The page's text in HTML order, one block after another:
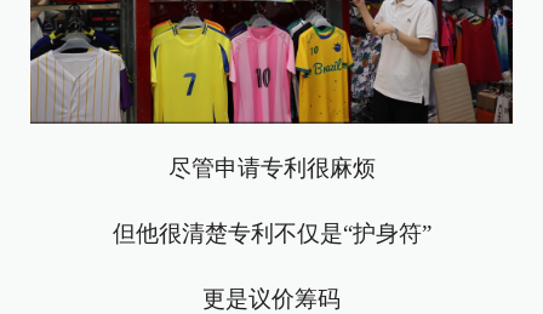
尽管申请专利很麻烦
但他很清楚专利不仅是“护身符”
更是议价筹码